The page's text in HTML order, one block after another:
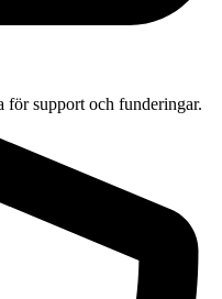
för support och funderingar.